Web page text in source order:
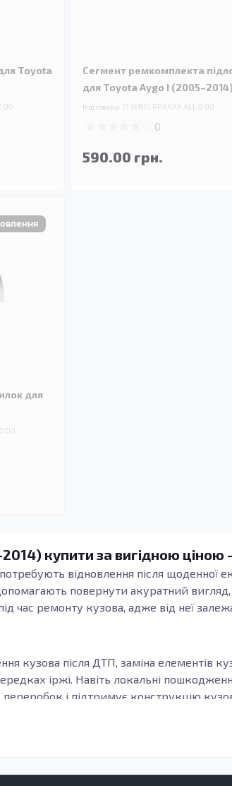
Toyota
Сегмент ремкомплекта
для Toyota Aygo I (2005–2014)
Код товару: 21.WBFLRPXXXX.ALL.0.00
0
590.00 грн.
для
купити за вигідною ціною
відновлення після щоденної
повернути акуратний
час ремонту кузова, адже від неї
кузова після ДТП, заміна елементів
іржі. Навіть локальні
і підтримує конструкцію
та місце встановлення елемента.